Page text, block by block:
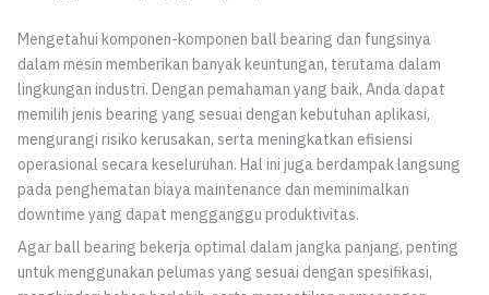
Mengetahui komponen-komponen ball bearing dan fungsinya
dalam mesin memberikan banyak keuntungan, terutama dalam
lingkungan industri. Dengan pemahaman yang baik, Anda dapat
memilih jenis bearing yang sesuai dengan kebutuhan aplikasi,
mengurangi risiko kerusakan, serta meningkatkan efisiensi
operasional secara keseluruhan. Hal ini juga berdampak langsung
pada penghematan biaya maintenance dan meminimalkan
downtime yang dapat mengganggu produktivitas.
Agar ball bearing bekerja optimal dalam jangka panjang, penting
untuk menggunakan pelumas yang sesuai dengan spesifikasi,